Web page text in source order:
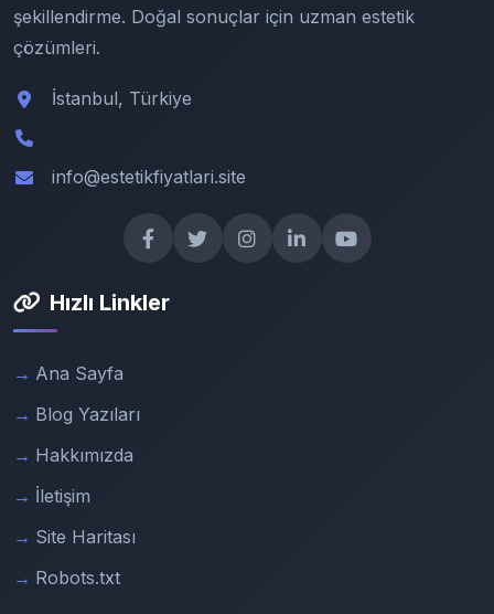
şekillendirme. Doğal sonuçlar için uzman estetik
çözümleri.
İstanbul, Türkiye
info@estetikfiyatlari.site
Hızlı Linkler
Ana Sayfa
Blog Yazıları
Hakkımızda
İletişim
Site Haritası
Robots.txt